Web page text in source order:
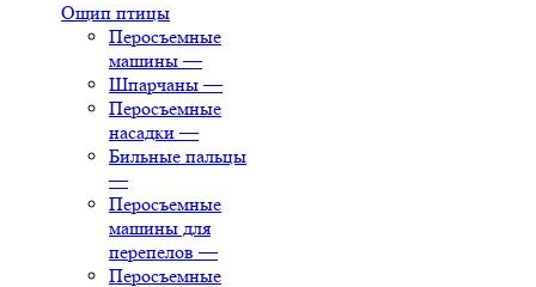
Ощип птицы
Перосъемные
машины —
Шпарчаны —
Перосъемные
насадки —
Бильные пальцы
—
Перосъемные
машины для
перепелов —
Перосъемные